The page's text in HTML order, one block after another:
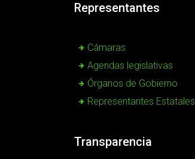
Representantes
Cámaras
Agendas legislativas
Órganos de Gobierno
Representantes Estatales
Transparencia